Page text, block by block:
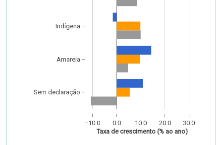
−10.0 0.0 10.0 20.0 30.0
Sem declaração
Amarela
Indígena
Taxa de crescimento (% ao ano)